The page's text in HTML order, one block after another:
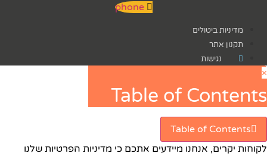
phone
מדיניות ביטולים
תקנון אתר
נגישות
×
Table of Contents
Table of Contents
לקוחות יקרים, אנחנו מיידעים אתכם כי מדיניות הפרטיות שלנו